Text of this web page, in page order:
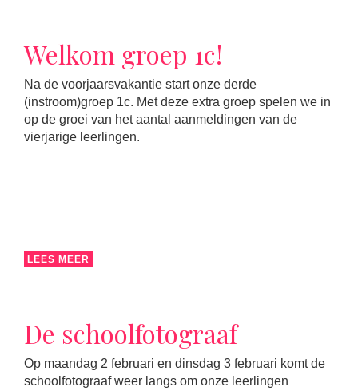
Welkom groep 1c!
Na de voorjaarsvakantie start onze derde
(instroom)groep 1c. Met deze extra groep spelen we in
op de groei van het aantal aanmeldingen van de
vierjarige leerlingen.
LEES MEER
De schoolfotograaf
Op maandag 2 februari en dinsdag 3 februari komt de
schoolfotograaf weer langs om onze leerlingen